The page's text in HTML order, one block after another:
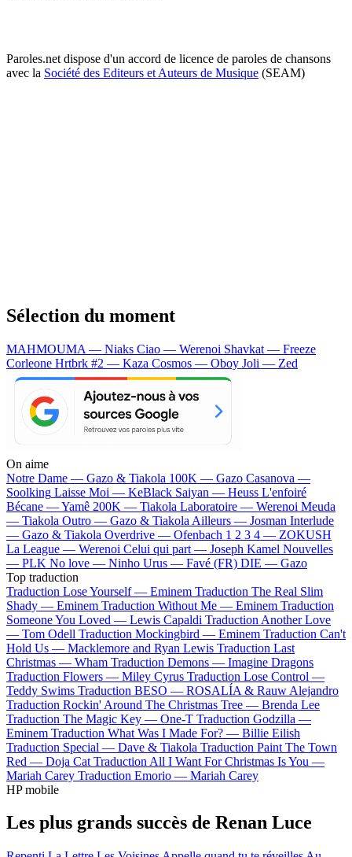
Paroles.net dispose d'un accord de licence de paroles de chansons
avec la Société des Editeurs et Auteurs de Musique (SEAM)
Sélection du moment
MAHMOUMA — Niaks Ciao — Werenoi Shavkat — Freeze
Corleone Hrtbrk #2 — Kaza Cosmos — Oboy Joli — Zed
On aime
Notre Dame — Gazo & Tiakola 100K — Gazo Casanova —
Soolking Laisse Moi — KeBlack Saiyan — Heuss L'enfoiré
Bécane —Yamê 200K — Tiakola Laboratoire — Werenoi Meuda
— Tiakola Outro — Gazo & Tiakola Ailleurs — Josman Interlude
— Gazo & Tiakola Overdrive — Ofenbach 1 2 3 4 — ZOKUSH
La League — Werenoi Celui qui part — Joseph Kamel Nouvelles
— PLK No love — Ninho Urus — Favé (FR) DIE — Gazo
Top traduction
Traduction Lose Yourself — Eminem Traduction The Real Slim
Shady — Eminem Traduction Without Me — Eminem Traduction
Someone You Loved — Lewis Capaldi Traduction Another Love
— Tom Odell Traduction Mockingbird — Eminem Traduction Can't
Hold Us — Macklemore and Ryan Lewis Traduction Last
Christmas — Wham Traduction Demons — Imagine Dragons
Traduction Flowers — Miley Cyrus Traduction Lose Control —
Teddy Swims Traduction BESO — ROSALÍA & Rauw Alejandro
Traduction Rockin' Around The Christmas Tree — Brenda Lee
Traduction The Magic Key — One-T Traduction Godzilla —
Eminem Traduction What Was I Made For? — Billie Eilish
Traduction Special — Dave & Tiakola Traduction Paint The Town
Red — Doja Cat Traduction All I Want For Christmas Is You —
Mariah Carey Traduction Emorio — Mariah Carey
HP mobile
Les plus grands succès de Renan Luce